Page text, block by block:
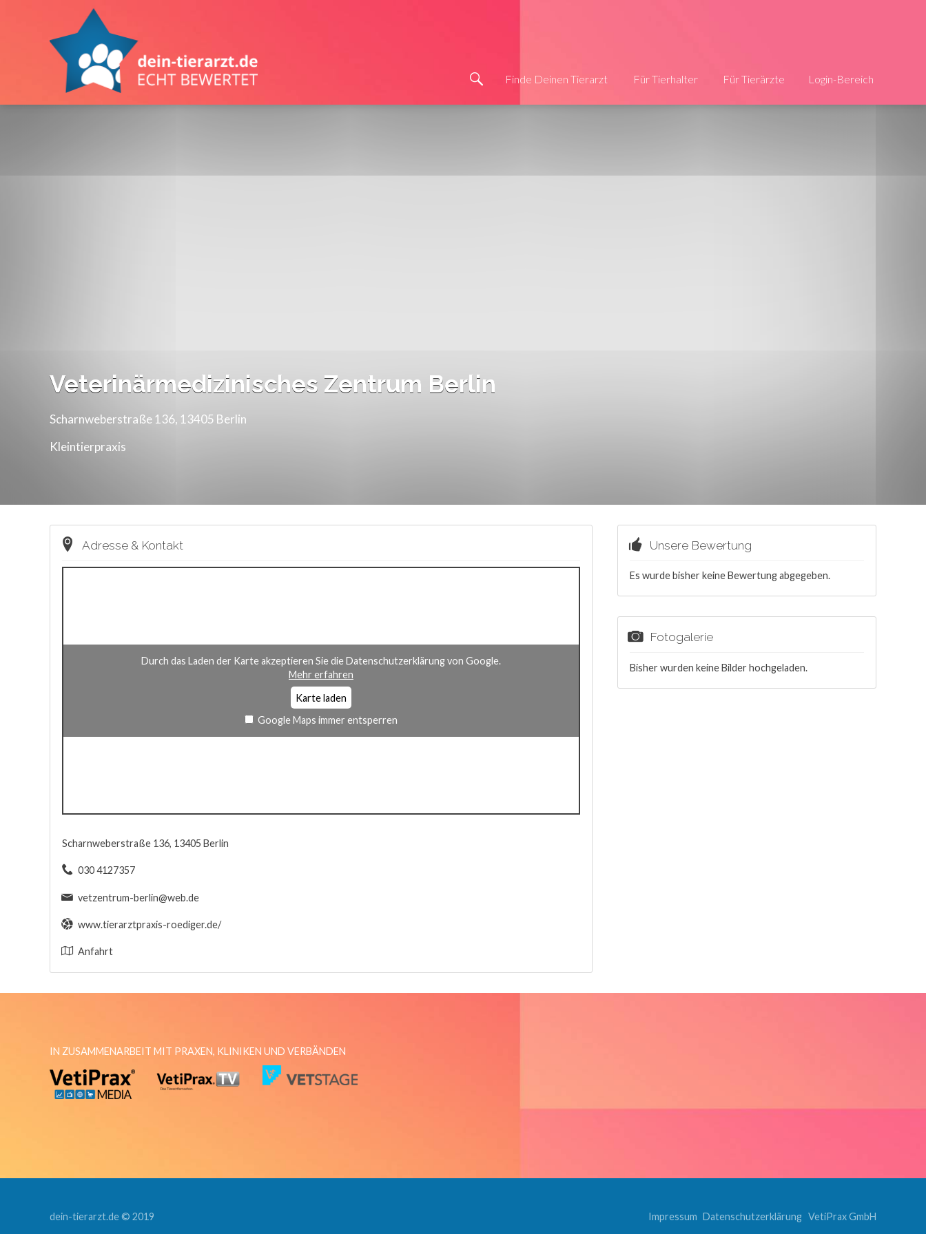
Finde Deinen Tierarzt Für Tierhalter Für Tierärzte
Die Infos
Login-Bereich
Veterinärmedizinisches Zentrum Berlin
Scharnweberstraße 136, 13405 Berlin
Kleintierpraxis
Adresse & Kontakt
Durch das Laden der Karte akzeptieren Sie die Datenschutzerklärung von Google.
Mehr erfahren
Karte laden
Google Maps immer entsperren
Scharnweberstraße 136, 13405 Berlin
030 4127357
vetzentrum-berlin@web.de
www.tierarztpraxis-roediger.de/
Anfahrt
Unsere Bewertung
Es wurde bisher keine Bewertung abgegeben.
Fotogalerie
Bisher wurden keine Bilder hochgeladen.
IN ZUSAMMENARBEIT MIT PRAXEN, KLINIKEN UND VERBÄNDEN
dein-tierarzt.de © 2019 Impressum Datenschutzerklärung VetiPrax GmbH